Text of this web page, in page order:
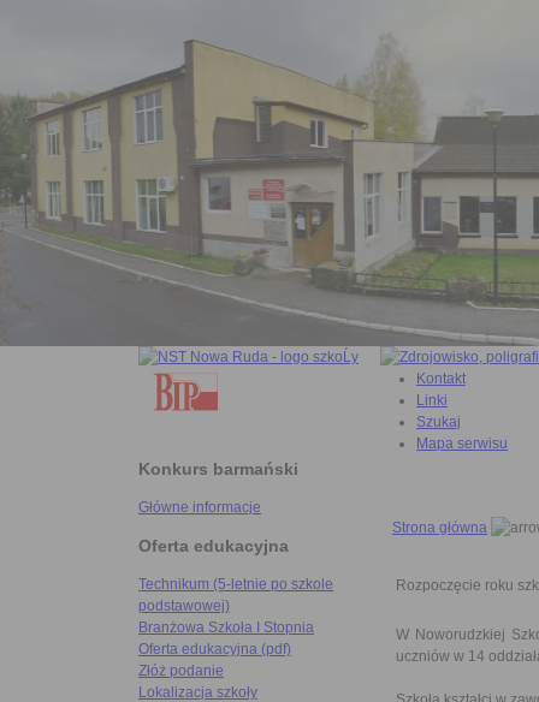
Konkurs barmański
Główne informacje
Oferta edukacyjna
Technikum (5-letnie po szkole
podstawowej)
Branżowa Szkoła I Stopnia
Oferta edukacyjna (pdf)
Złóż podanie
Lokalizacja szkoły
Kontakt
Linki
Szukaj
Mapa serwisu
Strona główna
Rozpoczęcie roku
W Noworudzkiej
uczniów w 14